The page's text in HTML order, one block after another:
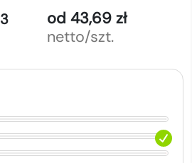
3
od 43,69 zł
netto/szt.